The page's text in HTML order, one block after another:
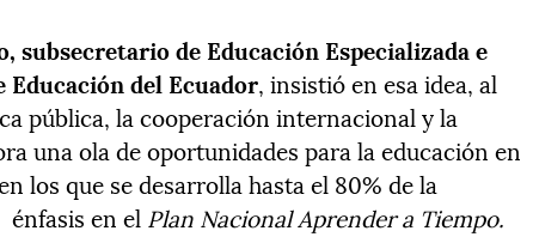
subsecretario de Educación Especializada e
del Ecuador, insistió en esa idea, al
pública, la cooperación internacional y la
una ola de oportunidades para la educación en
los que se desarrolla hasta el 80% de la
en el Plan Nacional Aprender a Tiempo.